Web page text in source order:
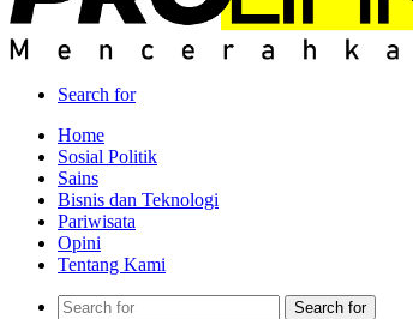
Search for
Home
Sosial Politik
Sains
Bisnis dan Teknologi
Pariwisata
Opini
Tentang Kami
Search for